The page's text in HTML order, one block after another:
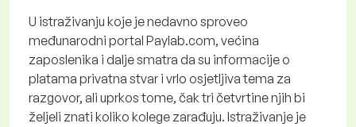
U istraživanju koje je nedavno sproveo
međunarodni portal Paylab.com, većina
zaposlenika i dalje smatra da su informacije o
platama privatna stvar i vrlo osjetljiva tema za
razgovor, ali uprkos tome, čak tri četvrtine njih bi
željeli znati koliko kolege zarađuju. Istraživanje je